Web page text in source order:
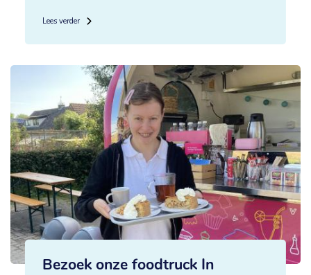
Lees verder
Bezoek onze foodtruck In